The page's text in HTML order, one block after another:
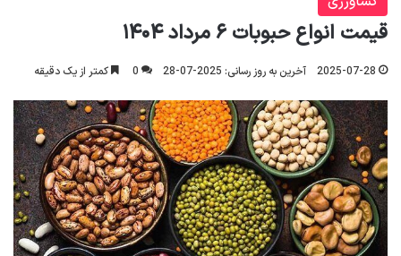
قیمت انواع حبوبات ۶ مرداد ۱۴۰۴
2025-07-28 آخرین به روز رسانی: 2025-07-28 0 کمتر از یک دقیقه